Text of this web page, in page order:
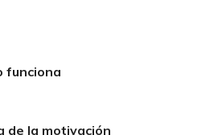
funciona
de la motivación